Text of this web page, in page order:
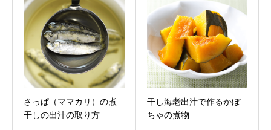
さっぱ（ママカリ）の煮
干しの出汁の取り方
干し海老出汁で作るかぼ
ちゃの煮物